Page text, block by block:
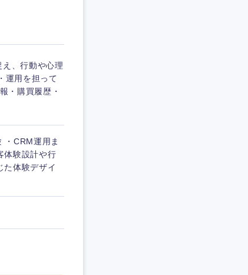
、行動や心理
運用を担って
・購買履歴・
・CRM運用ま
体験設計や行
た体験デザイ